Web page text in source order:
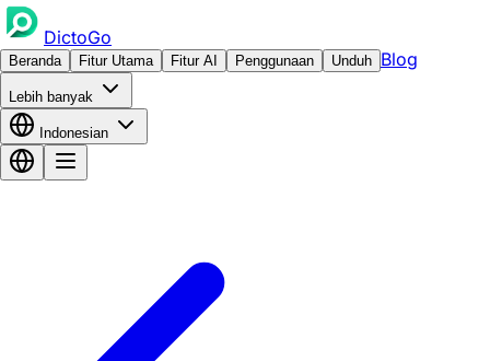
DictoGo
Beranda Fitur Utama Fitur AI Penggunaan Unduh Blog
Lebih banyak
Indonesian